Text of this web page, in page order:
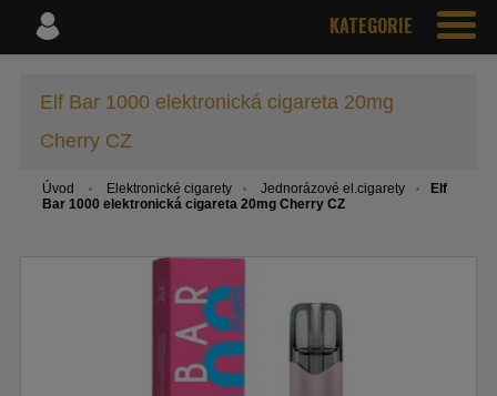
KATEGORIE
Elf Bar 1000 elektronická cigareta 20mg
Cherry CZ
Úvod Elektronické cigarety Jednorázové el.cigarety
Elf
Bar 1000 elektronická cigareta 20mg Cherry CZ